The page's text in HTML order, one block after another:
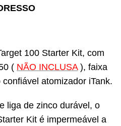
100 Starter Kit, com
( NÃO INCLUSA), faixa
atomizador iTank.
liga de zinco durável, o
Kit é impermeável a